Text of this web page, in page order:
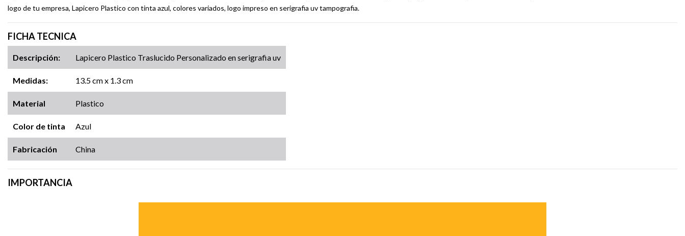
logo de tu empresa, Lapicero Plastico con tinta azul, colores variados, logo impreso en serigrafia uv tampografia.
FICHA TECNICA
Descripción: Lapicero Plastico Traslucido Personalizado en serigrafia uv
Medidas: 13.5 cm x 1.3 cm
Material Plastico
Color de tinta Azul
Fabricación China
IMPORTANCIA